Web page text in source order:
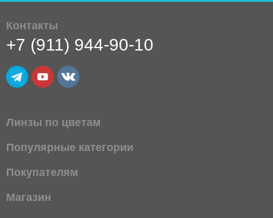
Контакты
+7 (911) 944-90-10
Линзы по цветам
Популярные категории
Покупателям
Магазин